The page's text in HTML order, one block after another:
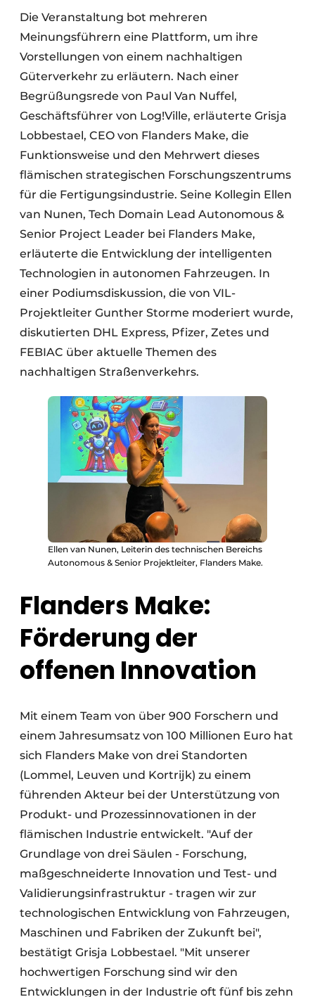
Die Veranstaltung bot mehreren
Meinungsführern eine Plattform, um ihre
Vorstellungen von einem nachhaltigen
Güterverkehr zu erläutern. Nach einer
Begrüßungsrede von Paul Van Nuffel,
Geschäftsführer von Log!Ville, erläuterte Grisja
Lobbestael, CEO von Flanders Make, die
Funktionsweise und den Mehrwert dieses
flämischen strategischen Forschungszentrums
für die Fertigungsindustrie. Seine Kollegin Ellen
van Nunen, Tech Domain Lead Autonomous &
Senior Project Leader bei Flanders Make,
erläuterte die Entwicklung der intelligenten
Technologien in autonomen Fahrzeugen. In
einer Podiumsdiskussion, die von VIL-
Projektleiter Gunther Storme moderiert wurde,
diskutierten DHL Express, Pfizer, Zetes und
FEBIAC über aktuelle Themen des
nachhaltigen Straßenverkehrs.
Ellen van Nunen, Leiterin des technischen Bereichs
Autonomous & Senior Projektleiter, Flanders Make.
Flanders Make:
Förderung der
offenen Innovation
Mit einem Team von über 900 Forschern und
einem Jahresumsatz von 100 Millionen Euro hat
sich Flanders Make von drei Standorten
(Lommel, Leuven und Kortrijk) zu einem
führenden Akteur bei der Unterstützung von
Produkt- und Prozessinnovationen in der
flämischen Industrie entwickelt. "Auf der
Grundlage von drei Säulen - Forschung,
maßgeschneiderte Innovation und Test- und
Validierungsinfrastruktur - tragen wir zur
technologischen Entwicklung von Fahrzeugen,
Maschinen und Fabriken der Zukunft bei",
bestätigt Grisja Lobbestael. "Mit unserer
hochwertigen Forschung sind wir den
Entwicklungen in der Industrie oft fünf bis zehn